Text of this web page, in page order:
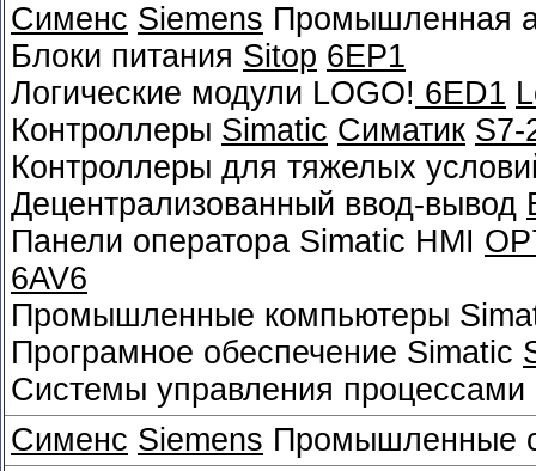
Сименс Siemens Промышленная
Блоки питания Sitop 6EP1
Логические модули LOGO! 6ED1
Контроллеры Simatic Симатик S7-
Контроллеры для тяжелых
Децентрализованный ввод-вывод
Панели оператора Simatic HMI
6AV6
Промышленные компьютеры
Програмное обеспечение Simatic
Системы управления
Сименс Siemens Промышленные